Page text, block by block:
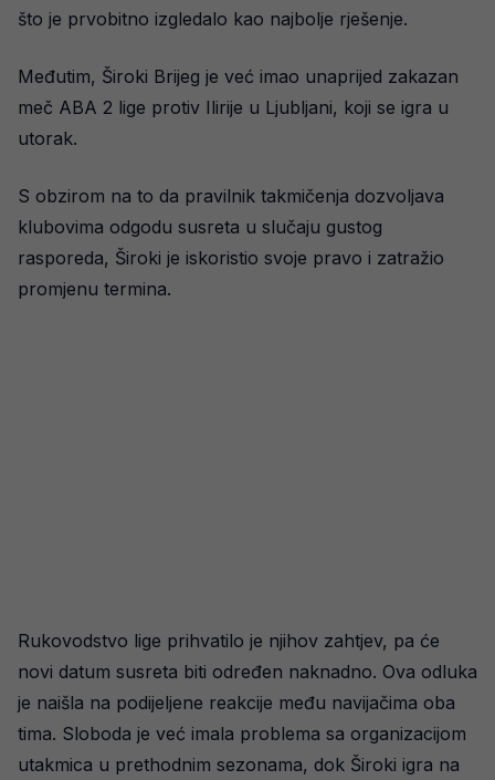
što je prvobitno izgledalo kao najbolje rješenje.
Međutim, Široki Brijeg je već imao unaprijed zakazan
meč ABA 2 lige protiv Ilirije u Ljubljani, koji se igra u
utorak.
S obzirom na to da pravilnik takmičenja dozvoljava
klubovima odgodu susreta u slučaju gustog
rasporeda, Široki je iskoristio svoje pravo i zatražio
promjenu termina.
Rukovodstvo lige prihvatilo je njihov zahtjev, pa će
novi datum susreta biti određen naknadno. Ova odluka
je naišla na podijeljene reakcije među navijačima oba
tima. Sloboda je već imala problema sa organizacijom
utakmica u prethodnim sezonama, dok Široki igra na